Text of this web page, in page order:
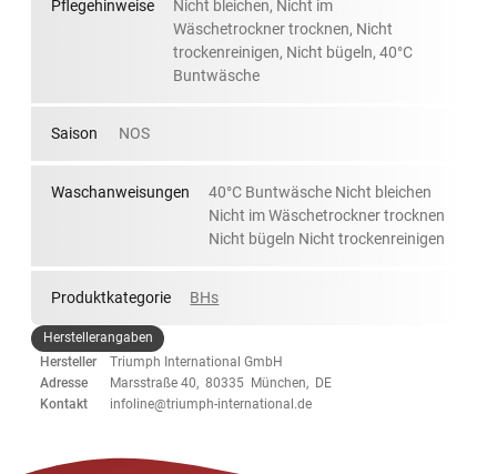
Pflegehinweise
Nicht bleichen, Nicht im
Wäschetrockner trocknen, Nicht
trockenreinigen, Nicht bügeln, 40°C
Buntwäsche
Saison NOS
Waschanweisungen
40°C Buntwäsche Nicht bleichen
Nicht im Wäschetrockner trocknen
Nicht bügeln Nicht trockenreinigen
Produktkategorie BHs
Herstellerangaben
Hersteller
Triumph International GmbH
Adresse
Marsstraße 40, 80335 München, DE
Kontakt
infoline@triumph-international.de